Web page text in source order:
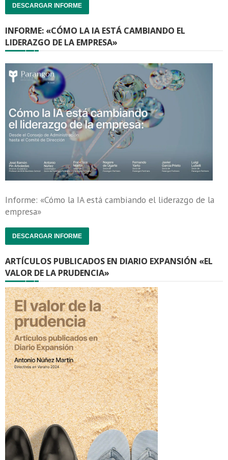
DESCARGAR INFORME
INFORME: «CÓMO LA IA ESTÁ CAMBIANDO EL
LIDERAZGO DE LA EMPRESA»
Informe: «Cómo la IA está cambiando el liderazgo de la
empresa»
DESCARGAR INFORME
ARTÍCULOS PUBLICADOS EN DIARIO EXPANSIÓN «EL
VALOR DE LA PRUDENCIA»